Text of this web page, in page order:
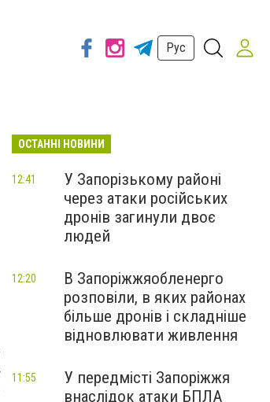
Рус
ОСТАННІ НОВИНИ
У Запорізькому районі
через атаки російських
дронів загинули двоє
людей
12:41
В Запоріжжяобленерго
розповіли, в яких районах
більше дронів і складніше
відновлювати живлення
12:20
У передмісті Запоріжжя
внаслідок атаки БПЛА
11:55